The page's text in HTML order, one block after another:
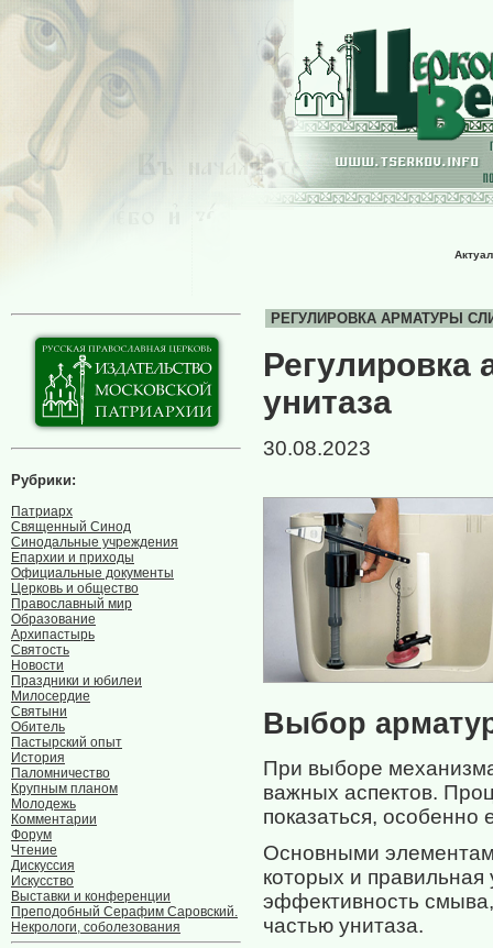
Рубрики:
Патриарх
Священный Синод
Синодальные учреждения
Епархии и приходы
Официальные документы
Церковь и общество
Православный мир
Образование
Архипастырь
Святость
Новости
Праздники и юбилеи
Милосердие
Святыни
Обитель
Пастырский опыт
История
Паломничество
Крупным планом
Молодежь
Комментарии
Форум
Чтение
Дискуссия
Искусство
Выставки и конференции
Преподобный Серафим Саровский.
Некрологи, соболезования
РЕГУЛИРОВКА АРМАТУРЫ
Регулировка
унитаза
30.08.2023
Выбор
При выборе
важных аспектов.
показаться, особенно
Основными
которых и
эффективность
частью унитаза.